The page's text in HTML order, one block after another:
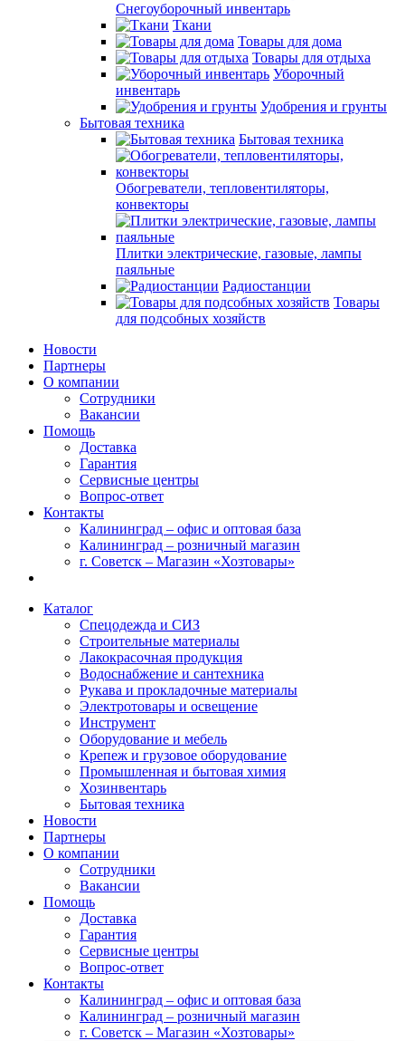
Снегоуборочный инвентарь
Ткани
Товары для дома
Товары для отдыха
Уборочный
инвентарь
Удобрения и грунты
Бытовая техника
Бытовая техника
Обогреватели, тепловентиляторы,
конвекторы
Плитки электрические, газовые, лампы
паяльные
Радиостанции
Товары
для подсобных хозяйств
Новости
Партнеры
О компании
Сотрудники
Вакансии
Помощь
Доставка
Гарантия
Сервисные центры
Вопрос-ответ
Контакты
Калининград – офис и оптовая база
Калининград – розничный магазин
г. Советск – Магазин «Хозтовары»
Каталог
Спецодежда и СИЗ
Строительные материалы
Лакокрасочная продукция
Водоснабжение и сантехника
Рукава и прокладочные материалы
Электротовары и освещение
Инструмент
Оборудование и мебель
Крепеж и грузовое оборудование
Промышленная и бытовая химия
Хозинвентарь
Бытовая техника
Новости
Партнеры
О компании
Сотрудники
Вакансии
Помощь
Доставка
Гарантия
Сервисные центры
Вопрос-ответ
Контакты
Калининград – офис и оптовая база
Калининград – розничный магазин
г. Советск – Магазин «Хозтовары»